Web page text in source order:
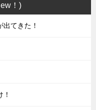
！)
てきた！